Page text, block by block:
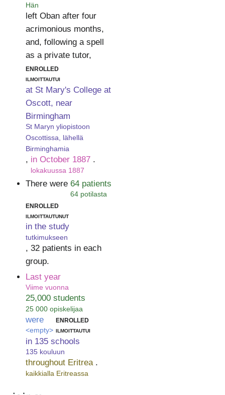
Hän
left Oban after four
acrimonious months,
and, following a spell
as a private tutor,
enrolled
ilmoittautui
at St Mary's College at
Oscott, near
Birmingham
St Maryn yliopistoon
Oscottissa, lähellä
Birminghamia
, in October 1887
lokakuussa 1887
.
There were 64 patients
64 potilasta
enrolled
ilmoittautunut
in the study
tutkimukseen
, 32 patients in each
group.
Last year
Viime vuonna
25,000 students
25 000 opiskelijaa
were
<empty>
enrolled
ilmoittautui
in 135 schools
135 kouluun
throughout Eritrea
kaikkialla Eritreassa
.